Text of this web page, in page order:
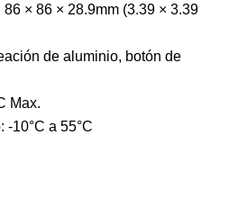
× 86 × 28.9mm (3.39 × 3.39
de aluminio, botón de
Max.
-10°C a 55°C